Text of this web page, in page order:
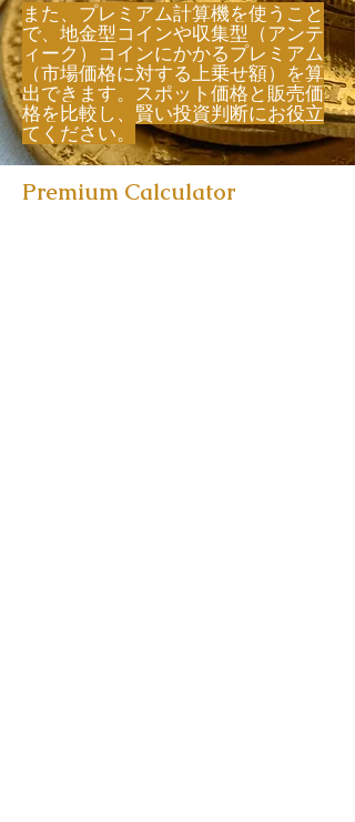
また、プレミアム計算機を使うこと
で、地金型コインや収集型（アンテ
ィーク）コインにかかるプレミアム
（市場価格に対する上乗せ額）を算
出できます。スポット価格と販売価
格を比較し、賢い投資判断にお役立
てください。
Premium Calculator